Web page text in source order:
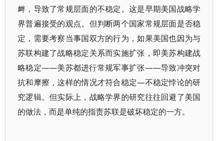
衅，导致了常规层面的不稳定。这是早期美国战略学
界普遍接受的观点。但判断两个国家常规层面是否稳
定，需要考察当事国双方的行为，如果美国也因为与
苏联构建了战略稳定关系而实施扩张，即美苏构建战
略稳定——美苏都进行常规军事扩张——导致冲突对
抗和摩擦，这样的情况才符合稳定—不稳定悖论的研
究逻辑。但实际上，战略学界的研究往往回避了美国
的做法，而是单纯的指责苏联是破坏稳定的一方。